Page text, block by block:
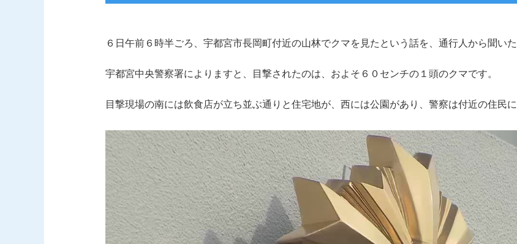
６日午前６時半ごろ、宇都宮市長岡町付近の山林でクマを見たという話を、通行人から聞い
宇都宮中央警察署によりますと、目撃されたのは、およそ６０センチの１頭のクマです。
目撃現場の南には飲食店が立ち並ぶ通りと住宅地が、西には公園があり、警察は付近の住民